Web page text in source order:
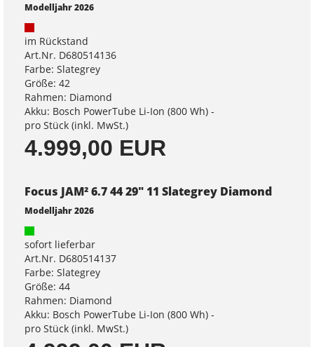
Modelljahr 2026
im Rückstand
Art.Nr. D680514136
Farbe: Slategrey
Größe: 42
Rahmen: Diamond
Akku: Bosch PowerTube Li-Ion (800 Wh) -
pro Stück (inkl. MwSt.)
4.999,00 EUR
Focus JAM² 6.7 44 29" 11 Slategrey Diamond
Modelljahr 2026
sofort lieferbar
Art.Nr. D680514137
Farbe: Slategrey
Größe: 44
Rahmen: Diamond
Akku: Bosch PowerTube Li-Ion (800 Wh) -
pro Stück (inkl. MwSt.)